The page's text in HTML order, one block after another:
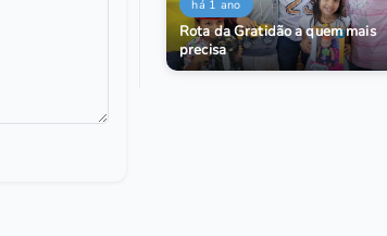
há 1 ano
Rota da Gratidão a quem mais
precisa